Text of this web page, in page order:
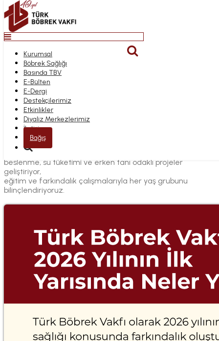
Top
Anasayfa
Kurumsal
Bağış
Böbrek Sağlığı
Basında TBV
E-Bülten
E-Dergi
Destekçilerimiz
Etkinlikler
Diyaliz Merkezlerimiz
İletişim
Kurumsal
Böbrek Sağlığı
Basında TBV
E-Bülten
E-Dergi
Destekçilerimiz
Etkinlikler
Diyaliz Merkezlerimiz
İletişim
Bağış
BÖBREK SAĞLIĞI
PROJELERIMIZ
Böbrek Sağlığı Projelerimiz
Toplumun böbrek sağlığını korumak amacıyla sağlıklı
beslenme, su tüketimi ve erken tanı odaklı projeler
geliştiriyor,
eğitim ve farkındalık çalışmalarıyla her yaş grubunu
bilinçlendiriyoruz.
Türk Böbrek Vakfı 2026 Yılının İlk